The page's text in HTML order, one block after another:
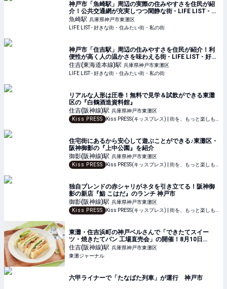
神戸市「魚崎駅」周辺の実際の住みやすさを住民が紹
介！公共交通網が充実しつつ閑静な街 - LIFE LIST - 好
きな街・住みたい街・私の街
魚崎駅 兵庫県神戸市東灘区
LIFE LIST - 好きな街・住みたい街・私の街
神戸市「住吉駅」周辺の住みやすさを住民が紹介！利
便性が高く人の温かさを味わえる街 - LIFE LIST - 好き
な街・住みたい街・私の街
住吉(東海道本線)駅 兵庫県神戸市東灘区
LIFE LIST - 好きな街・住みたい街・私の街
リアルな人形は圧巻！無料で見学＆試飲ができる東灘
区の『白鶴酒造資料館』
住吉(阪神線)駅 兵庫県神戸市東灘区
Kiss PRESS
住宅街にあるから安心して遊ぶことができる♪東灘区・
阪神御影の『上中公園』を紹介
御影(阪神線)駅 兵庫県神戸市東灘区
Kiss PRESS
独自ブレンドの赤シャリがネタを引き立てる！阪神御
影の新店『鮨 こはだ』のランチ 神戸市
御影(阪神線)駅 兵庫県神戸市東灘区
Kiss PRESS
東灘・住吉浜町の神戸ベルさんで「できたてスイー
ツ・焼きたてパン 工場直売会」の開催！8月10日
(土)11時～、しっかり食べて暑さを吹き飛ばそう！ #
神戸ベル #東灘区 #イベント #工場直売会 #神戸
住吉(阪神線)駅 兵庫県神戸市東灘区
東灘ジャーナル
六甲ライナーで「たなばた列車」が運行 神戸市